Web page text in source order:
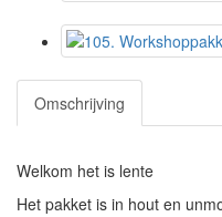
Omschrijving
Welkom het is lente
Het pakket is in hout en